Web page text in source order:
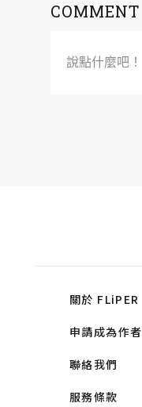
COMMENT
說點什麼吧！
關於 FLiPER
申請成為作者
聯絡我們
服務條款